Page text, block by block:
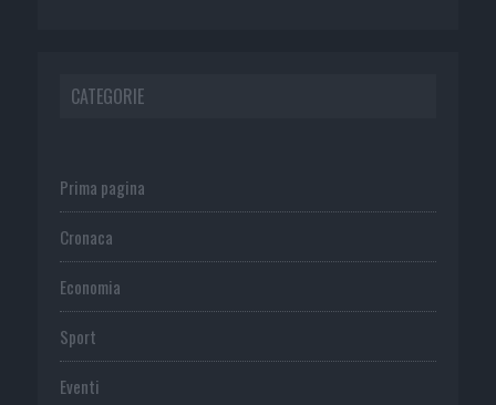
CATEGORIE
Prima pagina
Cronaca
Economia
Sport
Eventi